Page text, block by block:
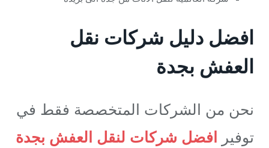
افضل دليل شركات نقل
العفش بجدة
نحن من الشركات المتخصصة فقط في
توفير افضل شركات لنقل العفش بجدة